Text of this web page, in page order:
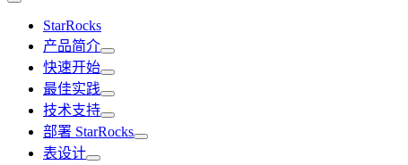
StarRocks
产品简介
快速开始
最佳实践
技术支持
部署 StarRocks
表设计